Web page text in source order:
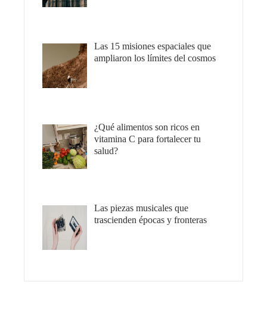
Las 15 misiones espaciales que
ampliaron los límites del cosmos
¿Qué alimentos son ricos en
vitamina C para fortalecer tu
salud?
Las piezas musicales que
trascienden épocas y fronteras